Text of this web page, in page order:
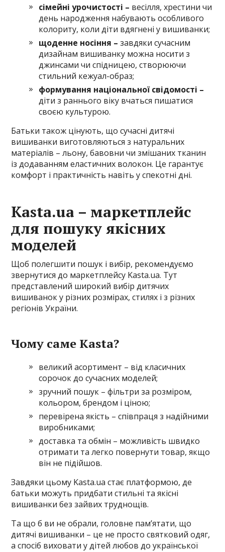
сімейні урочистості – весілля, хрестини чи
день народження набувають особливого
колориту, коли діти вдягнені у вишиванки;
щоденне носіння – завдяки сучасним
дизайнам вишиванку можна носити з
джинсами чи спідницею, створюючи
стильний кежуал-образ;
формування національної свідомості –
діти з раннього віку вчаться пишатися
своєю культурою.
Батьки також цінують, що сучасні дитячі
вишиванки виготовляються з натуральних
матеріалів – льону, бавовни чи змішаних тканин
із додаванням еластичних волокон. Це гарантує
комфорт і практичність навіть у спекотні дні.
Kasta.ua – маркетплейс
для пошуку якісних
моделей
Щоб полегшити пошук і вибір, рекомендуємо
звернутися до маркетплейсу Kasta.ua. Тут
представлений широкий вибір дитячих
вишиванок у різних розмірах, стилях і з різних
регіонів України.
Чому саме Kasta?
великий асортимент – від класичних
сорочок до сучасних моделей;
зручний пошук – фільтри за розміром,
кольором, брендом і ціною;
перевірена якість – співпраця з надійними
виробниками;
доставка та обмін – можливість швидко
отримати та легко повернути товар, якщо
він не підійшов.
Завдяки цьому Kasta.ua стає платформою, де
батьки можуть придбати стильні та якісні
вишиванки без зайвих труднощів.
Та що б ви не обрали, головне пам’ятати, що
дитячі вишиванки – це не просто святковий одяг,
а спосіб виховати у дітей любов до української